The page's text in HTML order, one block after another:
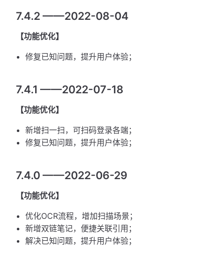
7.4.2 ——2022-08-04
【功能优化】
修复已知问题，提升用户体验；
7.4.1 ——2022-07-18
【功能优化】
新增扫一扫，可扫码登录各端；
修复已知问题，提升用户体验；
7.4.0 ——2022-06-29
【功能优化】
优化OCR流程，增加扫描场景；
新增双链笔记，便捷关联引用；
解决已知问题，提升用户体验；